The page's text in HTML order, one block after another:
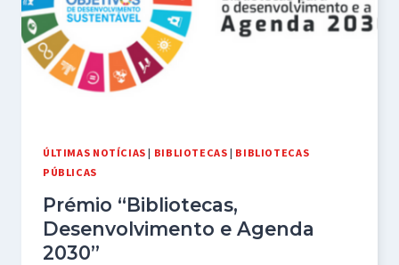
PRÉMIO
“PRÉMIO
“BIBLIOTECAS:
DESENVOLVIMENTO
AGENDA
ÚLTIMAS NOTÍCIAS | BIBLIOTECAS | BIBLIOTECAS
PÚBLICAS
Prémio “Bibliotecas,
Desenvolvimento e Agenda
2030”